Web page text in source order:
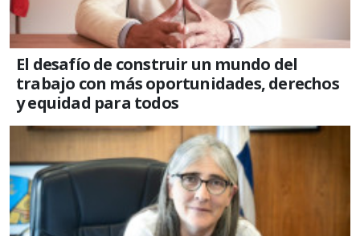
El desafío de construir un mundo del
trabajo con más oportunidades, derechos
y equidad para todos